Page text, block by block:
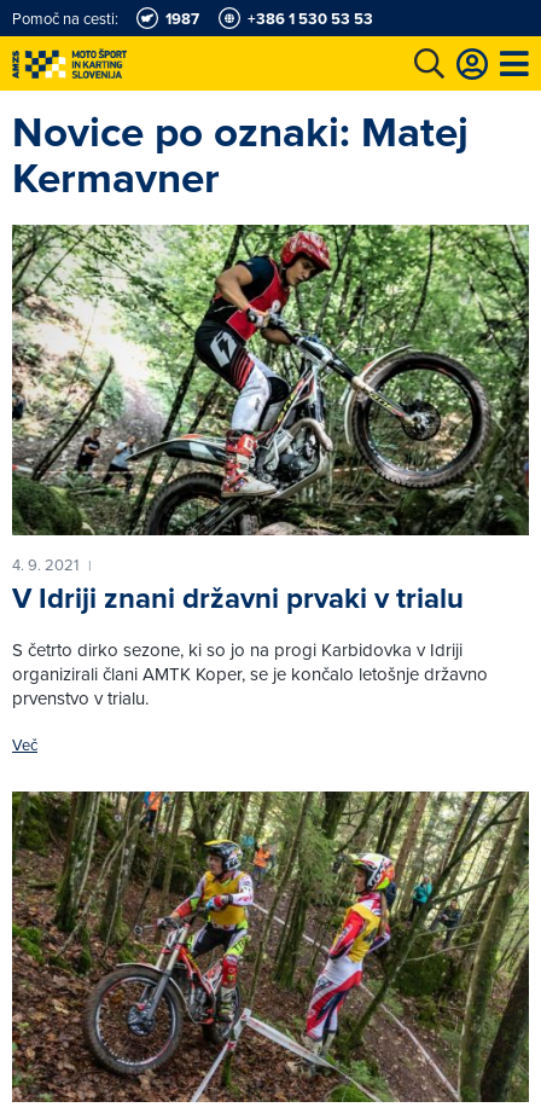
Pomoč na cesti: 1987 +386 1 530 53 53
Karting in motošportni center Najboljši za volanom Moj AMZS
Novice po oznaki: Matej
Kermavner
4. 9. 2021 |
V Idriji znani državni prvaki v trialu
S četrto dirko sezone, ki so jo na progi Karbidovka v Idriji
organizirali člani AMTK Koper, se je končalo letošnje državno
prvenstvo v trialu.
Več